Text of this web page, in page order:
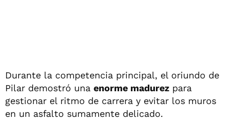
Durante la competencia principal, el oriundo de
Pilar demostró una enorme madurez para
gestionar el ritmo de carrera y evitar los muros
en un asfalto sumamente delicado.